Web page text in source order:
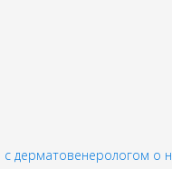
дерматовенерологом о